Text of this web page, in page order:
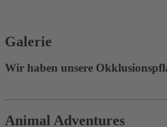
Galerie
Wir haben unsere
Animal Adventures